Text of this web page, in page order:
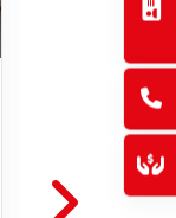
01.06.2026
Danke
FFC
Hoffmann